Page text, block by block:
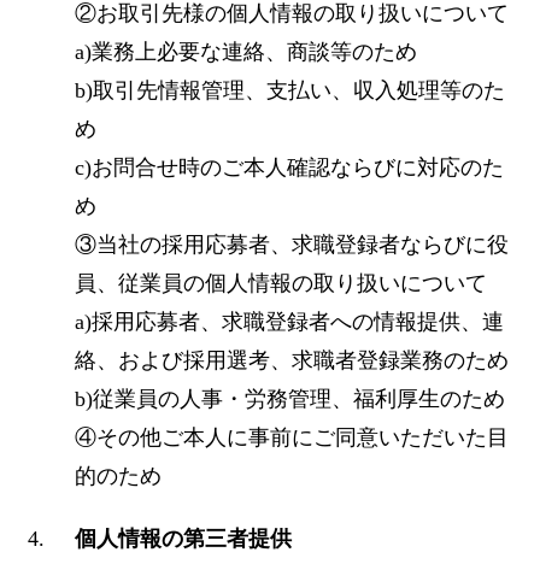
②お取引先様の個人情報の取り扱いについて
a)業務上必要な連絡、商談等のため
b)取引先情報管理、支払い、収入処理等のた
め
c)お問合せ時のご本人確認ならびに対応のた
め
③当社の採用応募者、求職登録者ならびに役
員、従業員の個人情報の取り扱いについて
a)採用応募者、求職登録者への情報提供、連
絡、および採用選考、求職者登録業務のため
b)従業員の人事・労務管理、福利厚生のため
④その他ご本人に事前にご同意いただいた目
的のため
個人情報の第三者提供